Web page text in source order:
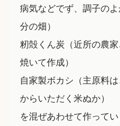
病気などでず、調子の
分の畑）
籾殻くん炭（近所の農
焼いて作成）
自家製ボカシ（主原料
からいただく米ぬか）
を混ぜあわせて作ってい